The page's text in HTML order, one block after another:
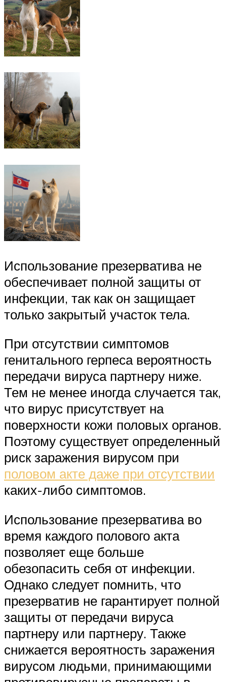
Использование презерватива не
обеспечивает полной защиты от
инфекции, так как он защищает
только закрытый участок тела.
При отсутствии симптомов
генитального герпеса вероятность
передачи вируса партнеру ниже.
Тем не менее иногда случается так,
что вирус присутствует на
поверхности кожи половых органов.
Поэтому существует определенный
риск заражения вирусом при
половом акте даже при отсутствии
каких-либо симптомов.
Использование презерватива во
время каждого полового акта
позволяет еще больше
обезопасить себя от инфекции.
Однако следует помнить, что
презерватив не гарантирует полной
защиты от передачи вируса
партнеру или партнеру. Также
снижается вероятность заражения
вирусом людьми, принимающими